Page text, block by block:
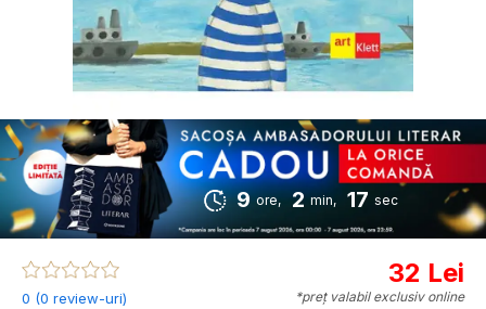
9 ore, 2 min, 16 sec
0 (0 review-uri)
32 Lei
*preț valabil exclusiv online